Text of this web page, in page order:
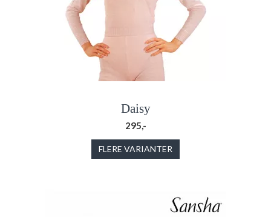
Daisy
295,-
FLERE VARIANTER